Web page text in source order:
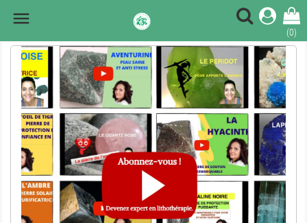

(0)